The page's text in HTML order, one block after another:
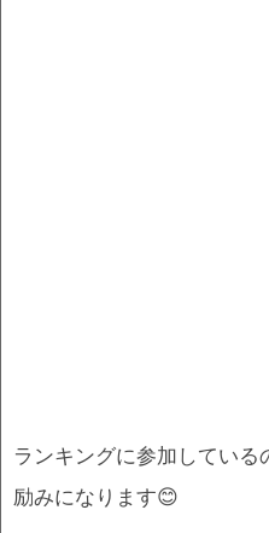
ランキングに参加している
励みになります😊